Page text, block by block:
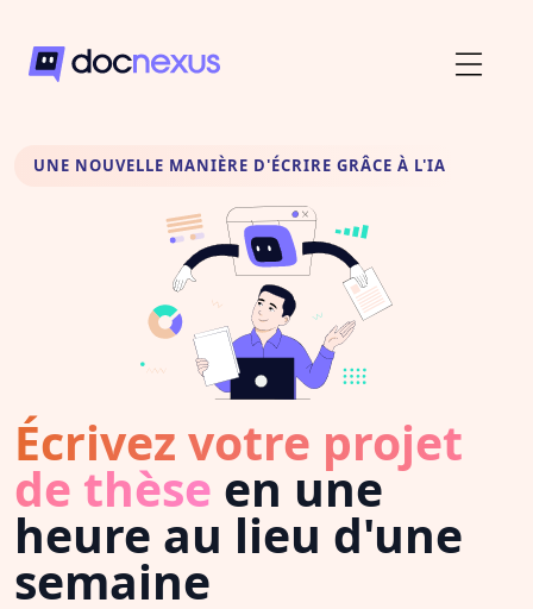
UNE NOUVELLE MANIÈRE D'ÉCRIRE GRÂCE À L'IA
Écrivez votre projet
de thèse en une
heure au lieu d'une
semaine